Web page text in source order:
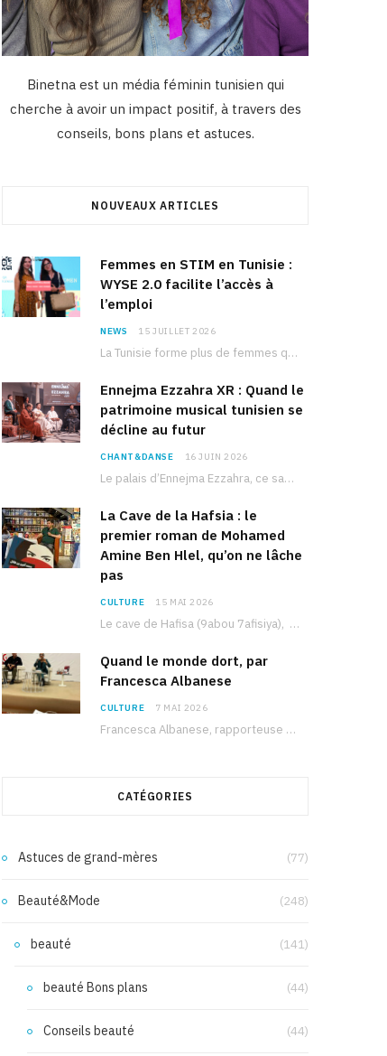
Binetna est un média féminin tunisien qui
cherche à avoir un impact positif, à travers des
conseils, bons plans et astuces.
NOUVEAUX ARTICLES
Femmes en STIM en Tunisie :
WYSE 2.0 facilite l’accès à
l’emploi
NEWS 15 JUILLET 2026
La Tunisie forme plus de femmes que d’hommes dans les filières scientifiques. Pourtant, pour beaucoup…
Ennejma Ezzahra XR : Quand le
patrimoine musical tunisien se
décline au futur
CHANT&DANSE 16 JUIN 2026
Le palais d’Ennejma Ezzahra, ce sanctuaire de la musique tunisienne et méditerranéenne construit par le…
La Cave de la Hafsia : le
premier roman de Mohamed
Amine Ben Hlel, qu’on ne lâche
pas
CULTURE 15 MAI 2026
Le cave de Hafisa (9abou 7afisiya), premier roman du journaliste tunisien Mohamed Amine Ben Hlel,…
Quand le monde dort, par
Francesca Albanese
CULTURE 7 MAI 2026
Francesca Albanese, rapporteuse spéciale de l’ONU sur les territoires palestiniens occupés, était à Tunis pour…
CATÉGORIES
Astuces de grand-mères (77)
Beauté&Mode (248)
beauté (141)
beauté Bons plans (44)
Conseils beauté (44)